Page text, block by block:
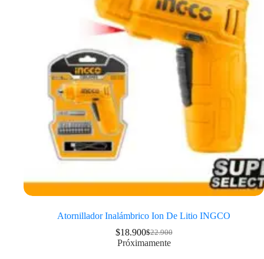
Atornillador Inalámbrico Ion De Litio INGCO
$22.900
$18.900
Próximamente